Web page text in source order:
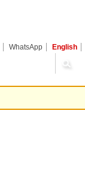
WhatsApp English